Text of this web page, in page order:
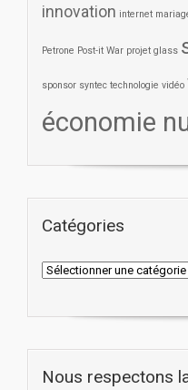
innovation internet
Petrone Post-it War projet glass
sponsor syntec technologie vidéo
économie
Catégories
Nous respectons